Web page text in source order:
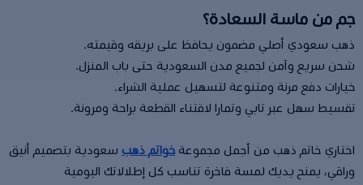
جم من ماسة السعادة؟
ذهب سعودي أصلي مضمون يحافظ على بريقه وقيمته.
شحن سريع وآمن لجميع مدن السعودية حتى باب المنزل.
خيارات دفع مرنة ومتنوعة لتسهيل عملية الشراء.
تقسيط سهل عبر تابي وتمارا لاقتناء القطعة براحة ومرونة.
اختاري خاتم ذهب من أجمل مجموعة خواتم ذهب سعودية بتصميم أنيق
وراقي، يمنح يديك لمسة فاخرة تناسب كل إطلالاتك اليومية